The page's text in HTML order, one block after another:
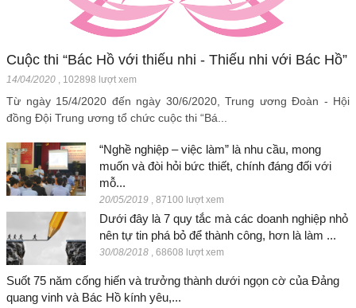
Cuộc thi “Bác Hồ với thiếu nhi - Thiếu nhi với Bác Hồ”
14/04/2020 , 102898 lượt xem
Từ ngày 15/4/2020 đến ngày 30/6/2020, Trung ương Đoàn - Hội
đồng Đội Trung ương tổ chức cuộc thi “Bá...
“Nghề nghiệp – việc làm” là nhu cầu, mong
muốn và đòi hỏi bức thiết, chính đáng đối với
mỗ...
20/05/2019 , 87100 lượt xem
Dưới đây là 7 quy tắc mà các doanh nghiệp nhỏ
nên tự tin phá bỏ để thành công, hơn là làm ...
30/08/2018 , 68608 lượt xem
Suốt 75 năm cống hiến và trưởng thành dưới ngọn cờ của Đảng
quang vinh và Bác Hồ kính yêu,...